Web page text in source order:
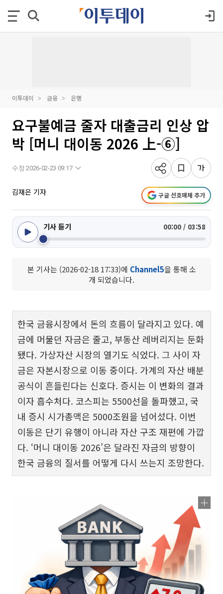
이투데이 금융 은행
요구불예금 줄자 대출금리 인상 압
박 [머니 대이동 2026 上-⑥]
수정 2026-02-23 09:17
김재은 기자 구글 선호매체 추가
기사 듣기 00:00 / 03:58
본 기사는 (2026-02-18 17:33)에 Channel5을 통해 소
개 되었습니다.
한국 금융시장에서 돈의 흐름이 달라지고 있다. 예
금에 머물던 자금은 줄고, 부동산 레버리지는 둔화
됐다. 가상자산 시장의 열기도 식었다. 그 사이 자
금은 자본시장으로 이동 중이다. 가계의 자산 배분
공식이 흔들린다는 신호다. 증시는 이 변화의 결과
이자 흡수처다. 코스피는 5500선을 돌파했고, 국
내 증시 시가총액은 5000조원을 넘어섰다. 이번
이동은 단기 유행이 아니라 자산 구조 재편에 가깝
다. ‘머니 대이동 2026’은 달라진 자금의 방향이
한국 금융의 질서를 어떻게 다시 쓰는지 조망한다.